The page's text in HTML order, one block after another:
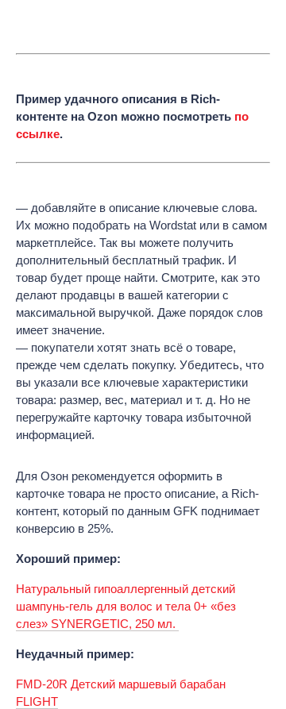
Пример удачного описания в Rich-
контенте на Ozon можно посмотреть по
ссылке.
добавляйте в описание ключевые слова.
Их можно подобрать на Wordstat или в самом
маркетплейсе. Так вы можете получить
дополнительный бесплатный трафик. И
товар будет проще найти. Смотрите, как это
делают продавцы в вашей категории с
максимальной выручкой. Даже порядок слов
имеет значение.
покупатели хотят знать всё о товаре,
прежде чем сделать покупку. Убедитесь, что
вы указали все ключевые характеристики
товара: размер, вес, материал и т. д. Но не
перегружайте карточку товара избыточной
информацией.
Для Озон рекомендуется оформить в
карточке товара не просто описание, а Rich-
контент, который по данным GFK поднимает
конверсию в 25%.
Хороший пример:
Натуральный гипоаллергенный детский
шампунь-гель для волос и тела 0+ «без
слез» SYNERGETIC, 250 мл.
Неудачный пример:
FMD-20R Детский маршевый барабан
FLIGHT